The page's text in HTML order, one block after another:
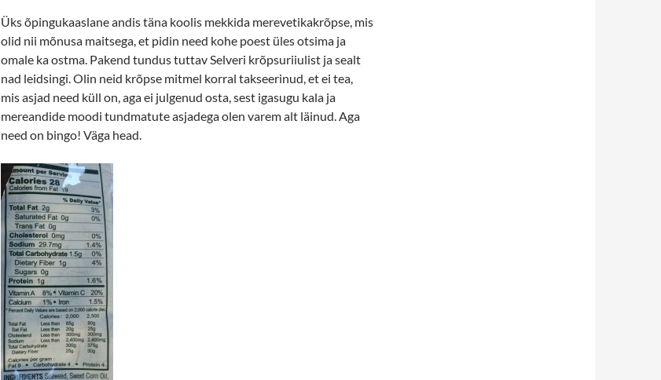
Üks õpingukaaslane andis täna koolis mekkida merevetikakrõpse, mis
olid nii mõnusa maitsega, et pidin need kohe poest üles otsima ja
omale ka ostma. Pakend tundus tuttav Selveri krõpsuriiulist ja sealt
nad leidsingi. Olin neid krõpse mitmel korral takseerinud, et ei tea,
mis asjad need küll on, aga ei julgenud osta, sest igasugu kala ja
mereandide moodi tundmatute asjadega olen varem alt läinud. Aga
need on bingo! Väga head.